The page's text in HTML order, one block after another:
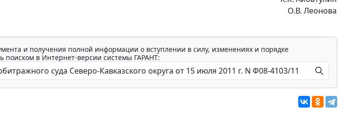
О.В. Леонова
и получения полной информации о вступлении в силу, изменениях и порядке
поиском в Интернет-версии системы ГАРАНТ: